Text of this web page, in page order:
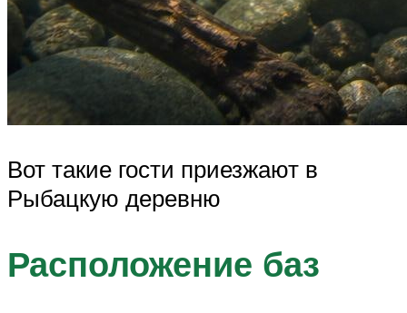
Вот такие гости приезжают в
Рыбацкую деревню
Расположение баз